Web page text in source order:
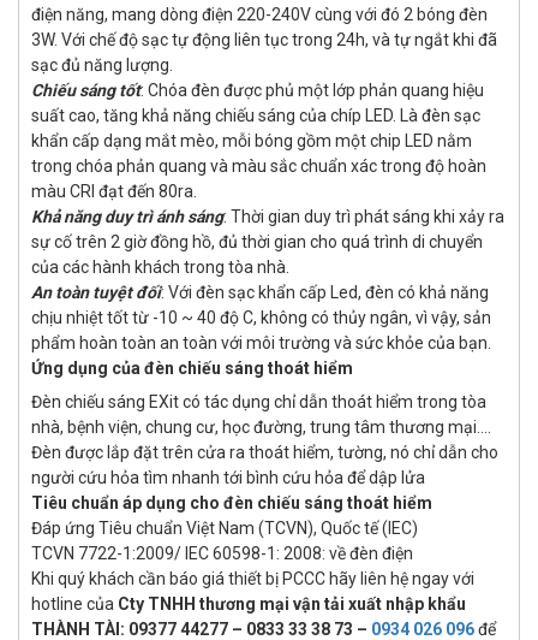
điện năng, mang dòng điện 220-240V cùng với đó 2 bóng đèn
3W. Với chế độ sạc tự động liên tục trong 24h, và tự ngắt khi đã
sạc đủ năng lượng.
Chiếu sáng tốt: Chóa đèn được phủ một lớp phản quang hiệu
suất cao, tăng khả năng chiếu sáng của chíp LED. Là đèn sạc
khẩn cấp dạng mắt mèo, mỗi bóng gồm một chip LED nằm
trong chóa phản quang và màu sắc chuẩn xác trong độ hoàn
màu CRI đạt đến 80ra.
Khả năng duy trì ánh sáng: Thời gian duy trì phát sáng khi xảy ra
sự cố trên 2 giờ đồng hồ, đủ thời gian cho quá trình di chuyển
của các hành khách trong tòa nhà.
An toàn tuyệt đối: Với đèn sạc khẩn cấp Led, đèn có khả năng
chịu nhiệt tốt từ -10 ~ 40 độ C, không có thủy ngân, vì vậy, sản
phẩm hoàn toàn an toàn với môi trường và sức khỏe của bạn.
Ứng dụng của đèn chiếu sáng thoát hiểm
Đèn chiếu sáng EXit có tác dụng chỉ dẫn thoát hiểm trong tòa
nhà, bệnh viện, chung cư, học đường, trung tâm thương mại….
Đèn được lắp đặt trên cửa ra thoát hiểm, tường, nó chỉ dẫn cho
người cứu hỏa tìm nhanh tới bình cứu hỏa để dập lửa
Tiêu chuẩn áp dụng cho đèn chiếu sáng thoát hiểm
Đáp ứng Tiêu chuẩn Việt Nam (TCVN), Quốc tế (IEC)
TCVN 7722-1:2009/ IEC 60598-1: 2008: về đèn điện
Khi quý khách cần báo giá thiết bị PCCC hãy liên hệ ngay với
hotline của Cty TNHH thương mại vận tải xuất nhập khẩu
THÀNH TÀI: 09377 44277 – 0833 33 38 73 – 0934 026 096để